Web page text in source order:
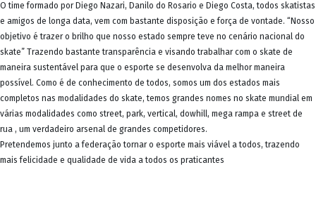
O time formado por Diego Nazari, Danilo do Rosario e Diego Costa, todos skatistas
e amigos de longa data, vem com bastante disposição e força de vontade. “Nosso
objetivo é trazer o brilho que nosso estado sempre teve no cenário nacional do
skate” Trazendo bastante transparência e visando trabalhar com o skate de
maneira sustentável para que o esporte se desenvolva da melhor maneira
possível. Como é de conhecimento de todos, somos um dos estados mais
completos nas modalidades do skate, temos grandes nomes no skate mundial em
várias modalidades como street, park, vertical, dowhill, mega rampa e street de
rua , um verdadeiro arsenal de grandes competidores.
Pretendemos junto a federação tornar o esporte mais viável a todos, trazendo
mais felicidade e qualidade de vida a todos os praticantes